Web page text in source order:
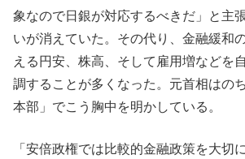
象なので日銀が対応するべきだ」と主
いが消えていた。その代り、金融緩和
える円安、株高、そして雇用増などを
調することが多くなった。元首相はの
本部」でこう胸中を明かしている。
「安倍政権では比較的金融政策を大切